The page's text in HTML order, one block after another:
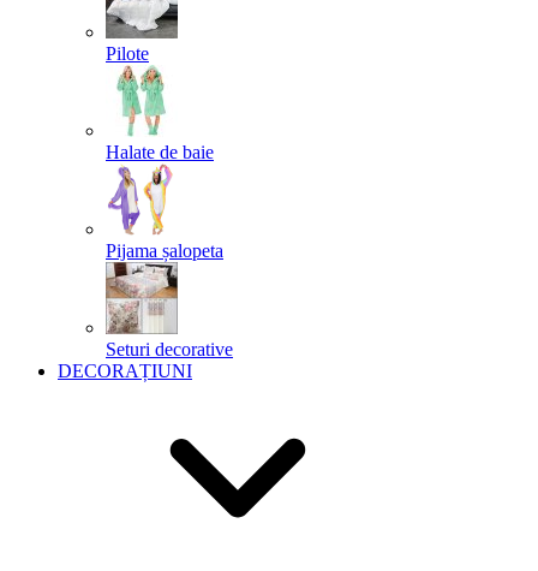
Pilote
Halate de baie
Pijama șalopeta
Seturi decorative
DECORAȚIUNI